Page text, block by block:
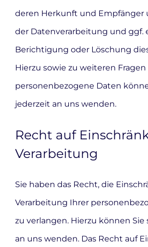
deren Herkunft und Empfänger
der Datenverarbeitung und ggf.
Berichtigung oder Löschung
Hierzu sowie zu weiteren
personenbezogene Daten
jederzeit an uns wenden.
Recht auf
Verarbeitung
Sie haben das Recht, die
Verarbeitung Ihrer
zu verlangen. Hierzu können Sie
an uns wenden. Das Recht auf